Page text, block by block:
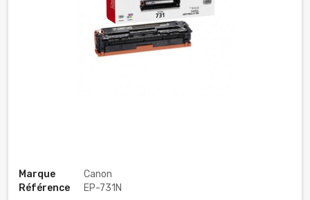
Marque
Canon
Référence
EP-731N